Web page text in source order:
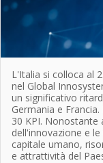
L'Italia si colloca al
nel Global
un significativo
Germania e
30 KPI. Nonostante
dell'innovazione e
capitale umano,
e attrattività del